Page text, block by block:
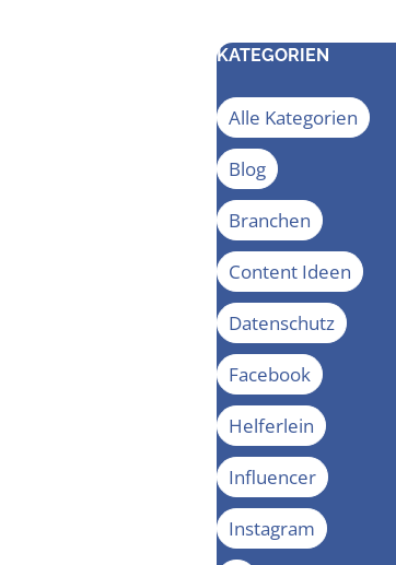
KATEGORIEN
Alle Kategorien
Blog
Branchen
Content Ideen
Datenschutz
Facebook
Helferlein
Influencer
Instagram